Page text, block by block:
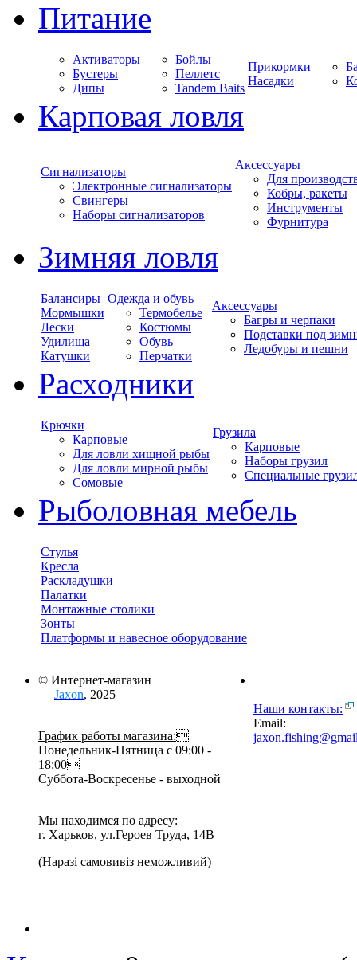
Питание
Активаторы
Бустеры
Дипы
Бойлы
Пеллетс
Tandem Baits
Прикормки
Насадки
Карповая ловля
Сигнализаторы
Электронные сигнализаторы
Свингеры
Наборы сигнализаторов
Аксессуары
Для
Кобры, ракеты
Инструменты
Фурнитура
Зимняя ловля
Балансиры
Мормышки
Лески
Удилища
Катушки
Одежда и обувь
Термобелье
Костюмы
Обувь
Перчатки
Аксессуары
Багры и черпаки
Подставки под
Ледобуры и пешни
Расходники
Крючки
Карповые
Для ловли хищной рыбы
Для ловли мирной рыбы
Сомовые
Грузила
Карповые
Наборы грузил
Специальные
Рыболовная мебель
Стулья
Кресла
Раскладушки
Палатки
Монтажные столики
Зонты
Платформы и навесное оборудование
© Интернет-магазин
Jaxon, 2025
График работы магазина:
Понедельник-Пятница с 09:00 -
18:00
Суббота-Воскресенье - выходной
Мы находимся по адресу:
г. Харьков, ул.Героев Труда, 14В
(Наразі самовивіз неможливий)
Наши контакты:
Email: